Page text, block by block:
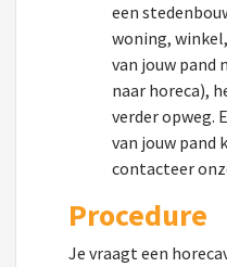
een
woning,
van jouw pand
naar horeca),
verder opweg.
van jouw pand
contacteer
Procedure
Je vraagt een